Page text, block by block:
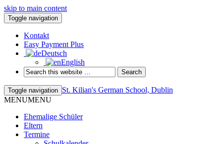
skip to main content
Toggle navigation
Kontakt
Easy Payment Plus
Deutsch
English
Toggle navigation St. Kilian's German School, Dublin
MENUMENU
Ehemalige Schüler
Eltern
Termine